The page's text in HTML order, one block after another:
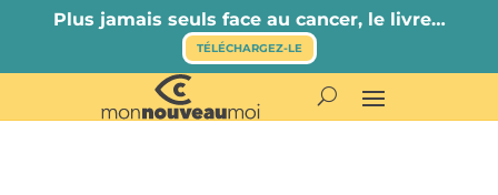
Plus jamais seuls face au cancer, le livre…
TÉLÉCHARGEZ-LE